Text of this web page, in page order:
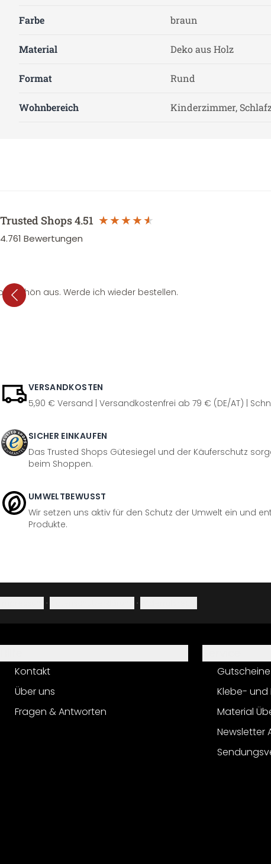
Farbe braun
Material Deko aus Holz
Format Rund
Wohnbereich Kinderzimmer,
Trusted Shops4.51
4.761 Bewertungen
schön aus. Werde ich wieder bestellen.
VERSANDKOSTEN
5,90 € Versand | Versandkostenfrei ab 79 € (DE/AT) |
SICHER EINKAUFEN
Das Trusted Shops Gütesiegel und der Käuferschutz
beim Shoppen.
UMWELTBEWUSST
Wir setzen uns aktiv für den Schutz der Umwelt ein und
Produkte.
· ·
Kontakt
Über uns
Fragen & Antworten
Gutscheine
Klebe-
Material
Newsletter